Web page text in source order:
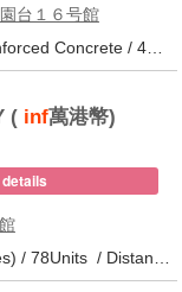
台１６号館
Built 43 yrs / Steel reinforced Concrete・Reinforced Concrete / 44.37㎡ / 14Floor(14Stories) / 294Units / Distance from the station.25
(inf萬港幣)
Built 50 yrs / Steel / 18.35㎡ / 3Floor(13Stories) / 78Units / Distance from the station.